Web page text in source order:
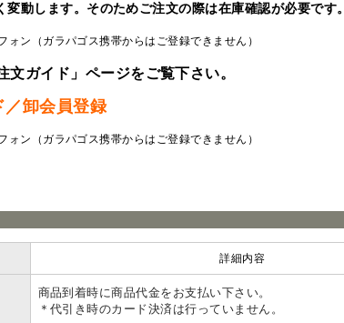
動します。そのためご注文の際は在庫確認が必要です。
ン（ガラパゴス携帯からはご登録できません）
ガイド」ページをご覧下さい。
／卸会員登録
ン（ガラパゴス携帯からはご登録できません）
詳細内容
商品到着時に商品代金をお支払い下さい。
＊代引き時のカード決済は行っていません。